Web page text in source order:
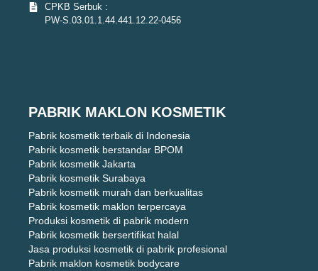
CPKB Serbuk :
PW-S.03.01.1.44.441.12.22-0456
PABRIK MAKLON KOSMETIK
Pabrik kosmetik terbaik di Indonesia
Pabrik kosmetik berstandar BPOM
Pabrik kosmetik Jakarta
Pabrik kosmetik Surabaya
Pabrik kosmetik murah dan berkualitas
Pabrik kosmetik maklon terpercaya
Produksi kosmetik di pabrik modern
Pabrik kosmetik bersertifikat halal
Jasa produksi kosmetik di pabrik profesional
Pabrik maklon kosmetik bodycare